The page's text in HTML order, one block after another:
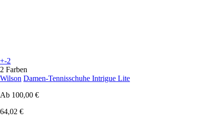
+-2
2 Farben
Wilson Damen-Tennisschuhe Intrigue Lite
Ab 100,00 €
64,02 €